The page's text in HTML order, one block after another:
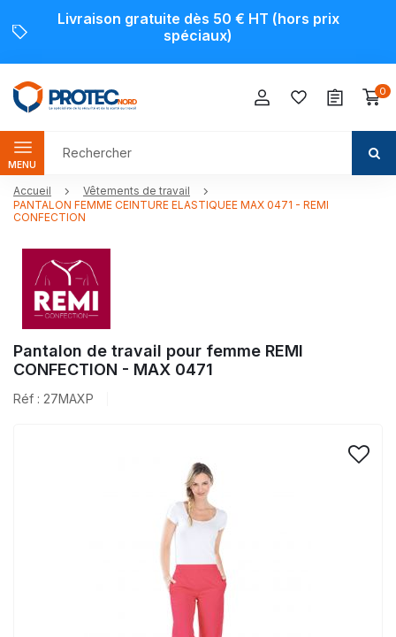
Livraison gratuite dès 50 € HT (hors prix
spéciaux)
0
MENU
Accueil
Vêtements de travail
PANTALON FEMME CEINTURE ELASTIQUEE MAX 0471 - REMI
CONFECTION
Pantalon de travail pour femme REMI
CONFECTION - MAX 0471
Réf : 27MAXP